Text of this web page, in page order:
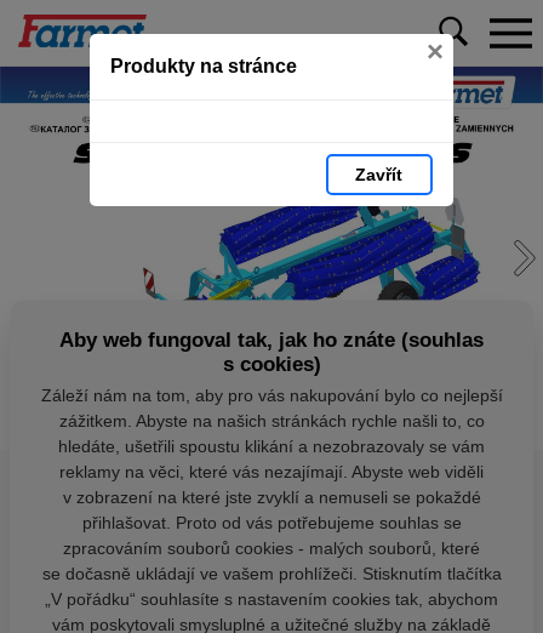
Produkty na stránce ×
Zavřít
Aby web fungoval tak, jak ho znáte (souhlas
s cookies)
Záleží nám na tom, aby pro vás nakupování bylo co nejlepší
zážitkem. Abyste na našich stránkách rychle našli to, co
hledáte, ušetřili spoustu klikání a nezobrazovaly se vám
reklamy na věci, které vás nezajímají. Abyste web viděli
v zobrazení na které jste zvyklí a nemuseli se pokaždé
přihlašovat. Proto od vás potřebujeme souhlas se
zpracováním souborů cookies - malých souborů, které
se dočasně ukládají ve vašem prohlížeči. Stisknutím tlačítka
„V pořádku“ souhlasíte s nastavením cookies tak, abychom
vám poskytovali smysluplné a užitečné služby na základě